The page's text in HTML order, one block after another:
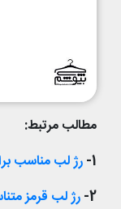
مطالب مرتبط:
1- رژ لب مناسب
2- رژ لب قرمز